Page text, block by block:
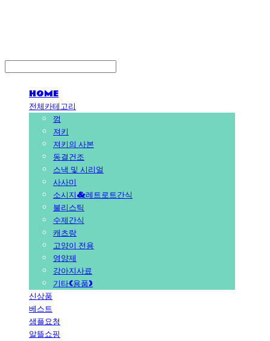
HOME
전체카테고리
껌
져키
져키의 사본
동결건조
스낵 및 시리얼
사사미
소시지&레트로트간식
불리스틱
수제간식
캐츠랑
고양이 전용
영양제
강아지사료
기타(용품)
신상품
베스트
샘플요청
알뜰쇼핑